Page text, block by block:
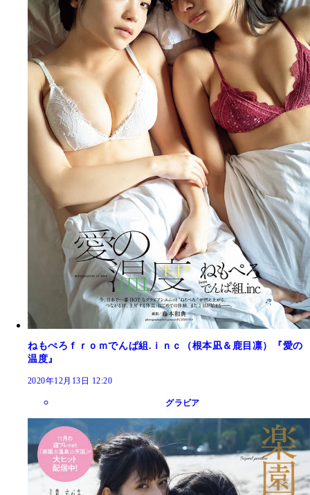
ねもぺろｆｒｏｍでんぱ組.ｉｎｃ（根本凪＆鹿目凛）『愛の
温度』
2020年12月13日 12:20
グラビア